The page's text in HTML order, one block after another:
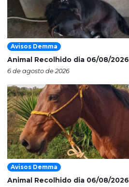
Avisos Demma
Animal Recolhido dia 06/08/2026
6 de agosto de 2026
Avisos Demma
Animal Recolhido dia 06/08/2026